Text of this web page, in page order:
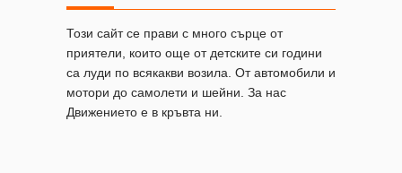
Този сайт се прави с много сърце от
приятели, които още от детските си години
са луди по всякакви возила. От автомобили и
мотори до самолети и шейни. За нас
Движението е в кръвта ни.